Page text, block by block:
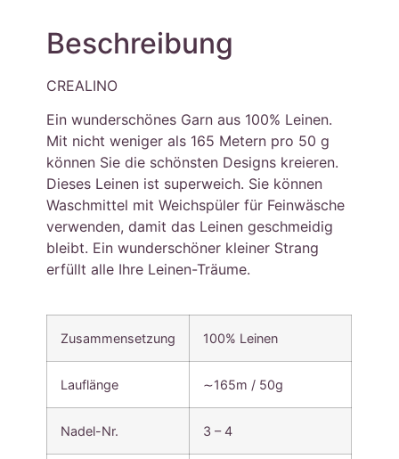
Beschreibung
CREALINO
Ein wunderschönes Garn aus 100% Leinen.
Mit nicht weniger als 165 Metern pro 50 g
können Sie die schönsten Designs kreieren.
Dieses Leinen ist superweich. Sie können
Waschmittel mit Weichspüler für Feinwäsche
verwenden, damit das Leinen geschmeidig
bleibt. Ein wunderschöner kleiner Strang
erfüllt alle Ihre Leinen-Träume.
Zusammensetzung 100% Leinen
Lauflänge ∼165m / 50g
Nadel-Nr. 3 – 4